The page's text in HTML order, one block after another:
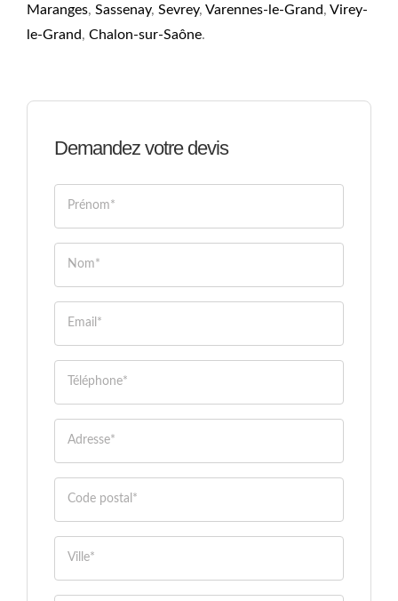
Maranges, Sassenay, Sevrey, Varennes-le-Grand, Virey-
le-Grand, Chalon-sur-Saône.
Demandez votre devis